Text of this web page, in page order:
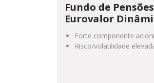
Fundo de
Eurovalor
Forte componente
Risco/volatilidade